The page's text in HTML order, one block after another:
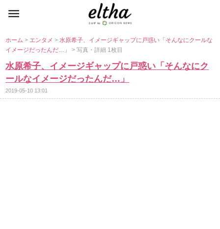
ホーム> エンタメ>水原希子、イメージギャップに戸惑い「そんなにクールな
イメージだったんだ…」> 写真・詳細 1枚目
水原希子、イメージギャップに戸惑い「そんなにク
ールなイメージだったんだ…」
2019-05-10 13:01